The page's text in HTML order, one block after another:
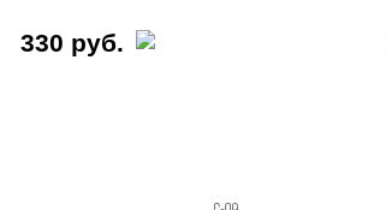
330 руб.